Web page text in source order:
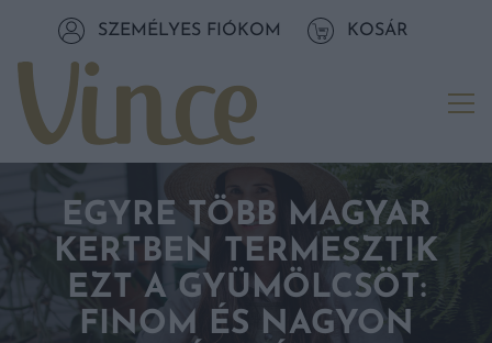
Tovább a tartalomhozSZEMÉLYES FIÓKOM KOSÁR
EGYRE TÖBB MAGYAR
KERTBEN TERMESZTIK
EZT A GYÜMÖLCSÖT:
FINOM ÉS NAGYON